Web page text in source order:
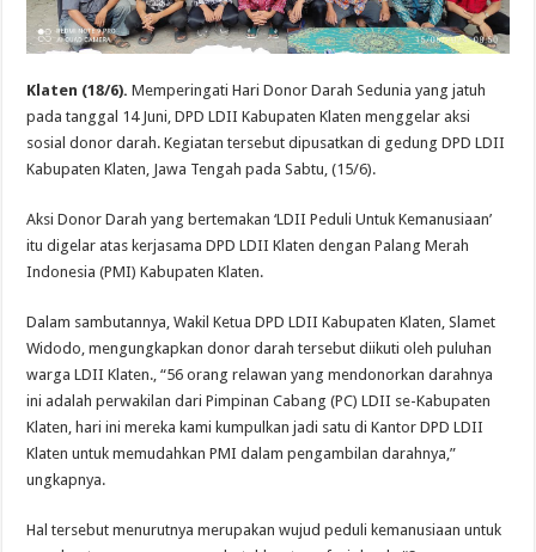
Klaten (18/6). Memperingati Hari Donor Darah Sedunia yang jatuh
pada tanggal 14 Juni, DPD LDII Kabupaten Klaten menggelar aksi
sosial donor darah. Kegiatan tersebut dipusatkan di gedung DPD LDII
Kabupaten Klaten, Jawa Tengah pada Sabtu, (15/6).
Aksi Donor Darah yang bertemakan ‘LDII Peduli Untuk Kemanusiaan’
itu digelar atas kerjasama DPD LDII Klaten dengan Palang Merah
Indonesia (PMI) Kabupaten Klaten.
Dalam sambutannya, Wakil Ketua DPD LDII Kabupaten Klaten, Slamet
Widodo, mengungkapkan donor darah tersebut diikuti oleh puluhan
warga LDII Klaten., “56 orang relawan yang mendonorkan darahnya
ini adalah perwakilan dari Pimpinan Cabang (PC) LDII se-Kabupaten
Klaten, hari ini mereka kami kumpulkan jadi satu di Kantor DPD LDII
Klaten untuk memudahkan PMI dalam pengambilan darahnya,”
ungkapnya.
Hal tersebut menurutnya merupakan wujud peduli kemanusiaan untuk